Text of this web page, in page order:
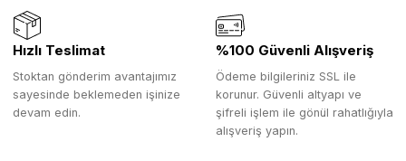
Hızlı Teslimat
Stoktan gönderim avantajımız
sayesinde beklemeden işinize
devam edin.
%100 Güvenli Alışveriş
Ödeme bilgileriniz SSL ile
korunur. Güvenli altyapı ve
şifreli işlem ile gönül rahatlığıyla
alışveriş yapın.